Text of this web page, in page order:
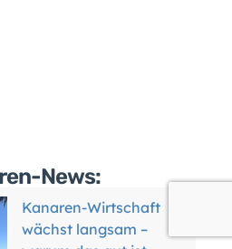
News:
Kanaren-Mietwagen:
Der Boom ist vorbei –